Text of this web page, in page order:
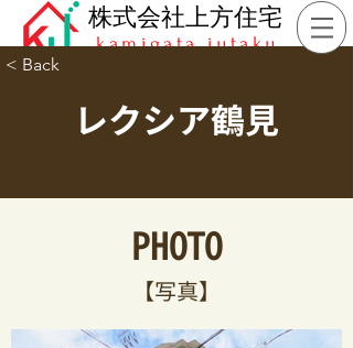
​株式会社上方住宅
kamigata jutaku
< Back
レクシア鶴見
PHOTO​
​【写真】